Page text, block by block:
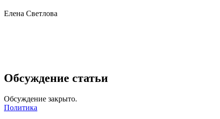
Елена Светлова
Обсуждение статьи
Обсуждение закрыто.
Политика